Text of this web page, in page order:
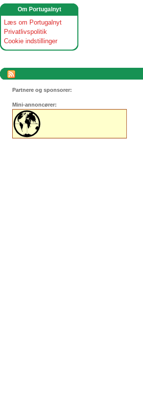
Om Portugalnyt
Læs om Portugalnyt
Privatlivspolitik
Cookie indstillinger
Partnere og sponsorer:
Mini-annoncører: